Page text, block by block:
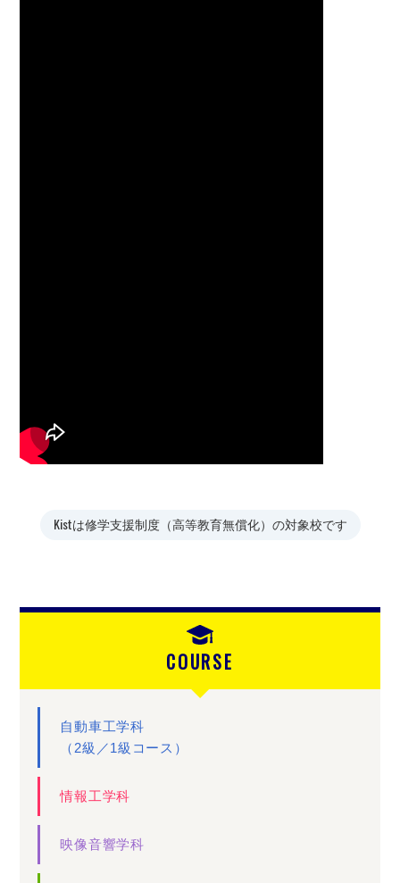
Kistは修学支援制度（高等教育無償化）の対象校です
COURSE
自動車工学科
（2級／1級コース）
情報工学科
映像音響学科